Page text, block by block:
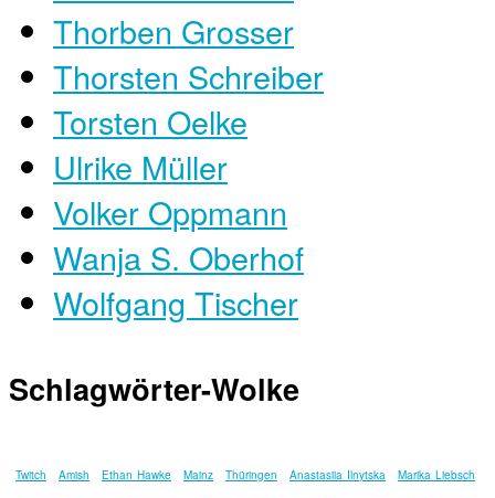
Thorben Grosser
Thorsten Schreiber
Torsten Oelke
Ulrike Müller
Volker Oppmann
Wanja S. Oberhof
Wolfgang Tischer
Schlagwörter-Wolke
Twitch Amish Ethan Hawke Mainz Thüringen Anastasiia Ilnytska Marika Liebsch